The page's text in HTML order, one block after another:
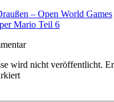
– Open World Games
Mario Teil 6
wird nicht veröffentlicht.